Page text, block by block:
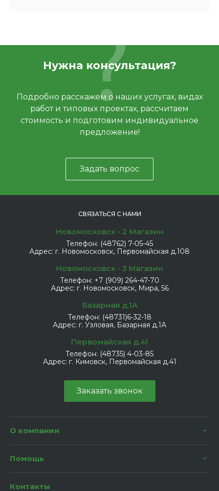
Нужна консультация?
Подробно расскажем о наших услугах, видах
работ и типовых проектах, рассчитаем
стоимость и подготовим индивидуальное
предложение!
Задать вопрос
СВЯЗАТЬСЯ С НАМИ
Новомосковск - 2 Магазин
Телефон: (48762) 7-05-45
Адрес: г. Новомосковск, Первомайская д.108
Новомосковск - 3 Магазин
Телефон: +7 (909) 264-47-70
Адрес: г. Новомосковск, Мира, 56
Базарная д.1А
Телефон: (48731)6-32-18
Адрес: г. Узловая, Базарная д.1А
Первомайская д.41
Телефон: (48735) 4-03-85
Адрес: г. Кимовск, Первомайская д.41
Заказать звонок
О компании
Помощь
Контакты